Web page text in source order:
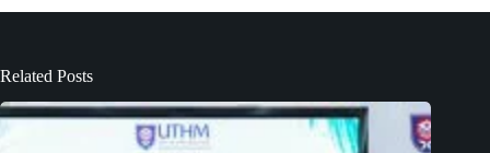
Related Posts